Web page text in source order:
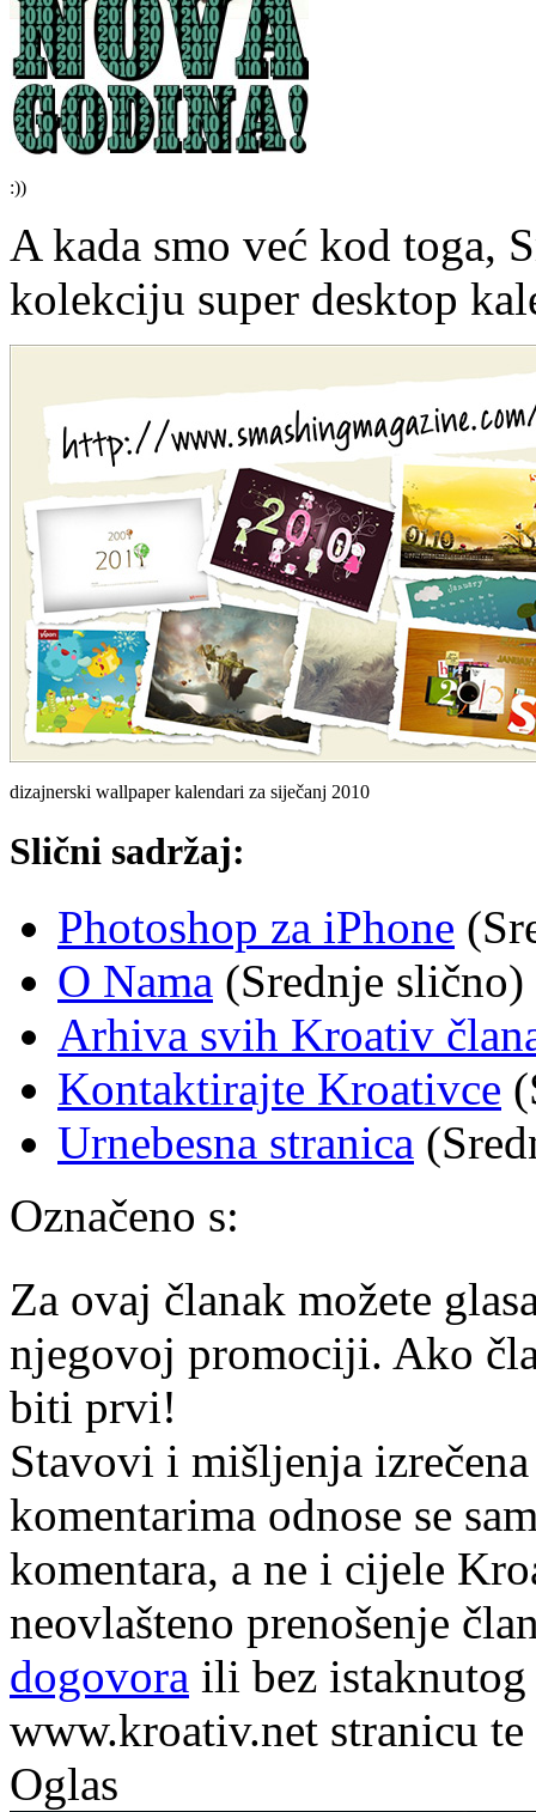
:))
A kada smo već kod toga,
kolekciju super desktop
dizajnerski wallpaper kalendari za siječanj 2010
Slični sadržaj:
Photoshop za iPhone
O Nama (Srednje slično)
Arhiva svih Kroativ
Kontaktirajte Kroativce
Urnebesna stranica
Označeno s:
Za ovaj članak možete
njegovoj promociji. Ako
biti prvi!
Stavovi i mišljenja
komentarima odnose se
komentara, a ne i cijele
neovlašteno prenošenje
dogovora ili bez
www.kroativ.net stranicu te
Oglas